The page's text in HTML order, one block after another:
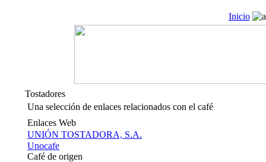
Inicio
Tostadores
Una selección de enlaces relacionados con el café
Enlaces Web
UNIÓN TOSTADORA, S.A.
Unocafe
Café de origen